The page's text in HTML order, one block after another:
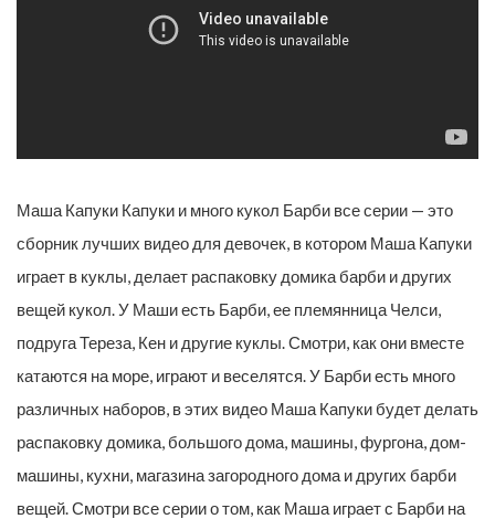
Маша Капуки Капуки и много кукол Барби все серии — это
сборник лучших видео для девочек, в котором Маша Капуки
играет в куклы, делает распаковку домика барби и других
вещей кукол. У Маши есть Барби, ее племянница Челси,
подруга Тереза, Кен и другие куклы. Смотри, как они вместе
катаются на море, играют и веселятся. У Барби есть много
различных наборов, в этих видео Маша Капуки будет делать
распаковку домика, большого дома, машины, фургона, дом-
машины, кухни, магазина загородного дома и других барби
вещей. Смотри все серии о том, как Маша играет с Барби на